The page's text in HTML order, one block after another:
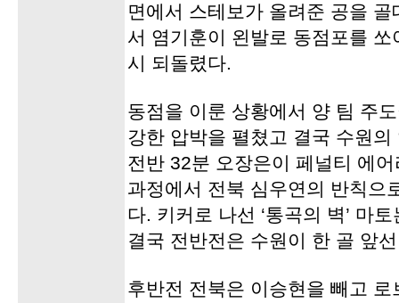
면에서 스테보가 올려준 공을
서 염기훈이 왼발로 동점포를
시 되돌렸다.
동점을 이룬 상황에서 양 팀 주
강한 압박을 펼쳤고 결국 수원
전반 32분 오장은이 페널티 에
과정에서 전북 심우연의 반칙으
다. 키커로 나선 ‘통곡의 벽’ 마
결국 전반전은 수원이 한 골 앞
후반전 전북은 이승현을 빼고